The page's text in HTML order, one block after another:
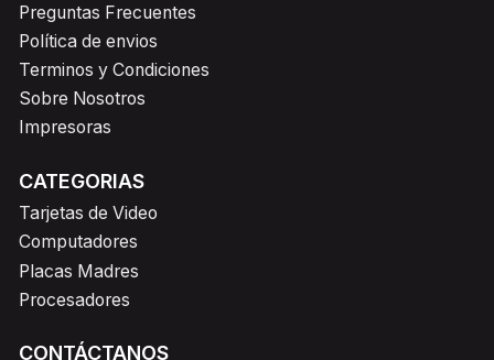
Preguntas Frecuentes
Política de envios
Terminos y Condiciones
Sobre Nosotros
Impresoras
CATEGORIAS
Tarjetas de Video
Computadores
Placas Madres
Procesadores
CONTÁCTANOS